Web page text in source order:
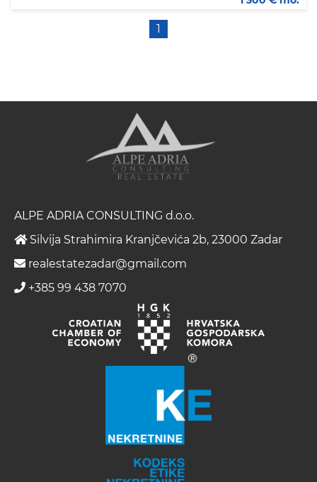
1
ALPE ADRIA CONSULTING d.o.o.
Silvija Strahimira Kranjčevića 2b, 23000 Zadar
realestatezadar@gmail.com
+385 99 438 7070